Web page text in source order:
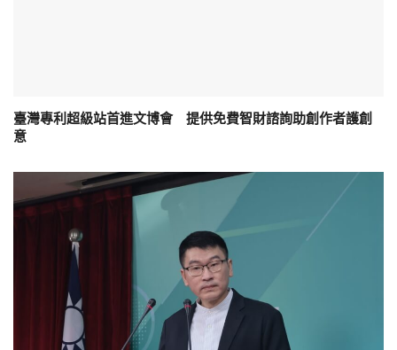
臺灣專利超級站首進文博會 提供免費智財諮詢助創作者護創
意